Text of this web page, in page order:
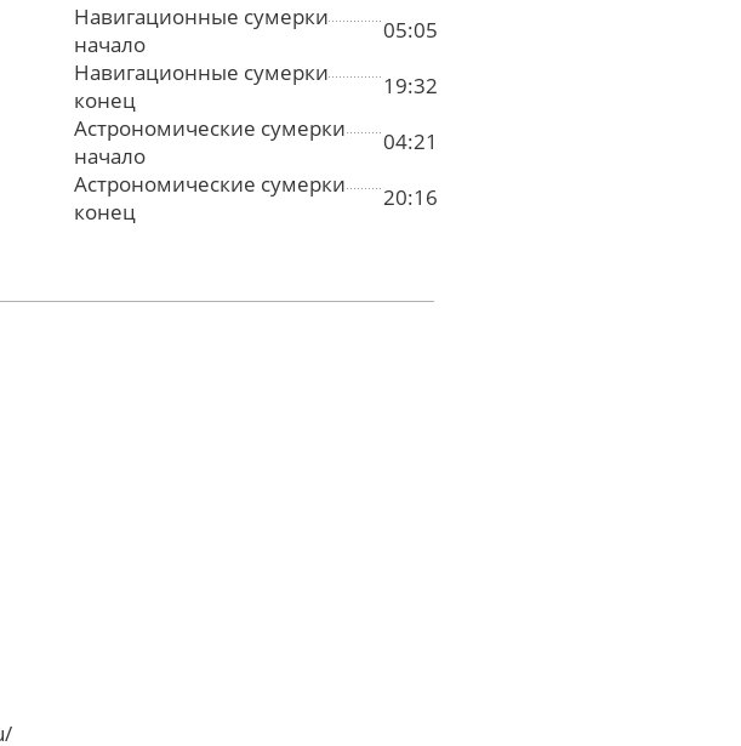
Навигационные сумерки
начало
05:05
Навигационные сумерки
конец
19:32
Астрономические сумерки
начало
04:21
Астрономические сумерки
конец
20:16